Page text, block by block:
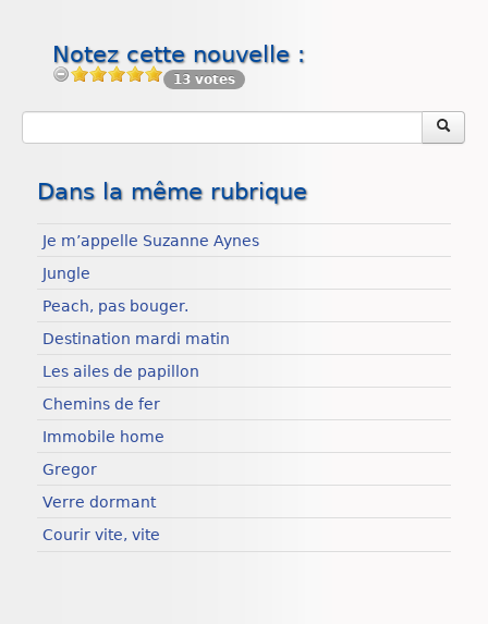
Notez cette nouvelle :
13 votes
Dans la même rubrique
Je m’appelle Suzanne Aynes
Jungle
Peach, pas bouger.
Destination mardi matin
Les ailes de papillon
Chemins de fer
Immobile home
Gregor
Verre dormant
Courir vite, vite